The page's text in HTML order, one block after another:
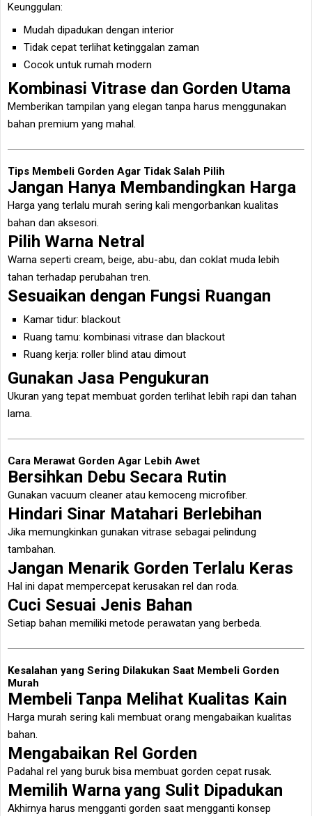
Keunggulan:
Mudah dipadukan dengan interior
Tidak cepat terlihat ketinggalan zaman
Cocok untuk rumah modern
Kombinasi Vitrase dan Gorden Utama
Memberikan tampilan yang elegan tanpa harus menggunakan
bahan premium yang mahal.
Tips Membeli Gorden Agar Tidak Salah Pilih
Jangan Hanya Membandingkan Harga
Harga yang terlalu murah sering kali mengorbankan kualitas
bahan dan aksesori.
Pilih Warna Netral
Warna seperti cream, beige, abu-abu, dan coklat muda lebih
tahan terhadap perubahan tren.
Sesuaikan dengan Fungsi Ruangan
Kamar tidur: blackout
Ruang tamu: kombinasi vitrase dan blackout
Ruang kerja: roller blind atau dimout
Gunakan Jasa Pengukuran
Ukuran yang tepat membuat gorden terlihat lebih rapi dan tahan
lama.
Cara Merawat Gorden Agar Lebih Awet
Bersihkan Debu Secara Rutin
Gunakan vacuum cleaner atau kemoceng microfiber.
Hindari Sinar Matahari Berlebihan
Jika memungkinkan gunakan vitrase sebagai pelindung
tambahan.
Jangan Menarik Gorden Terlalu Keras
Hal ini dapat mempercepat kerusakan rel dan roda.
Cuci Sesuai Jenis Bahan
Setiap bahan memiliki metode perawatan yang berbeda.
Kesalahan yang Sering Dilakukan Saat Membeli Gorden
Murah
Membeli Tanpa Melihat Kualitas Kain
Harga murah sering kali membuat orang mengabaikan kualitas
bahan.
Mengabaikan Rel Gorden
Padahal rel yang buruk bisa membuat gorden cepat rusak.
Memilih Warna yang Sulit Dipadukan
Akhirnya harus mengganti gorden saat mengganti konsep